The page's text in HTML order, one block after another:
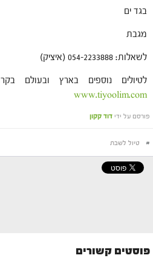
בגד ים
מגבת
לשאלות: 054-2233888 (איציק)
לטיולים נוספים בארץ ובעולם
www.tiyoolim.com
פורסם על ידי דוד קקון
# טיול לשבת
פוסטים קשורים